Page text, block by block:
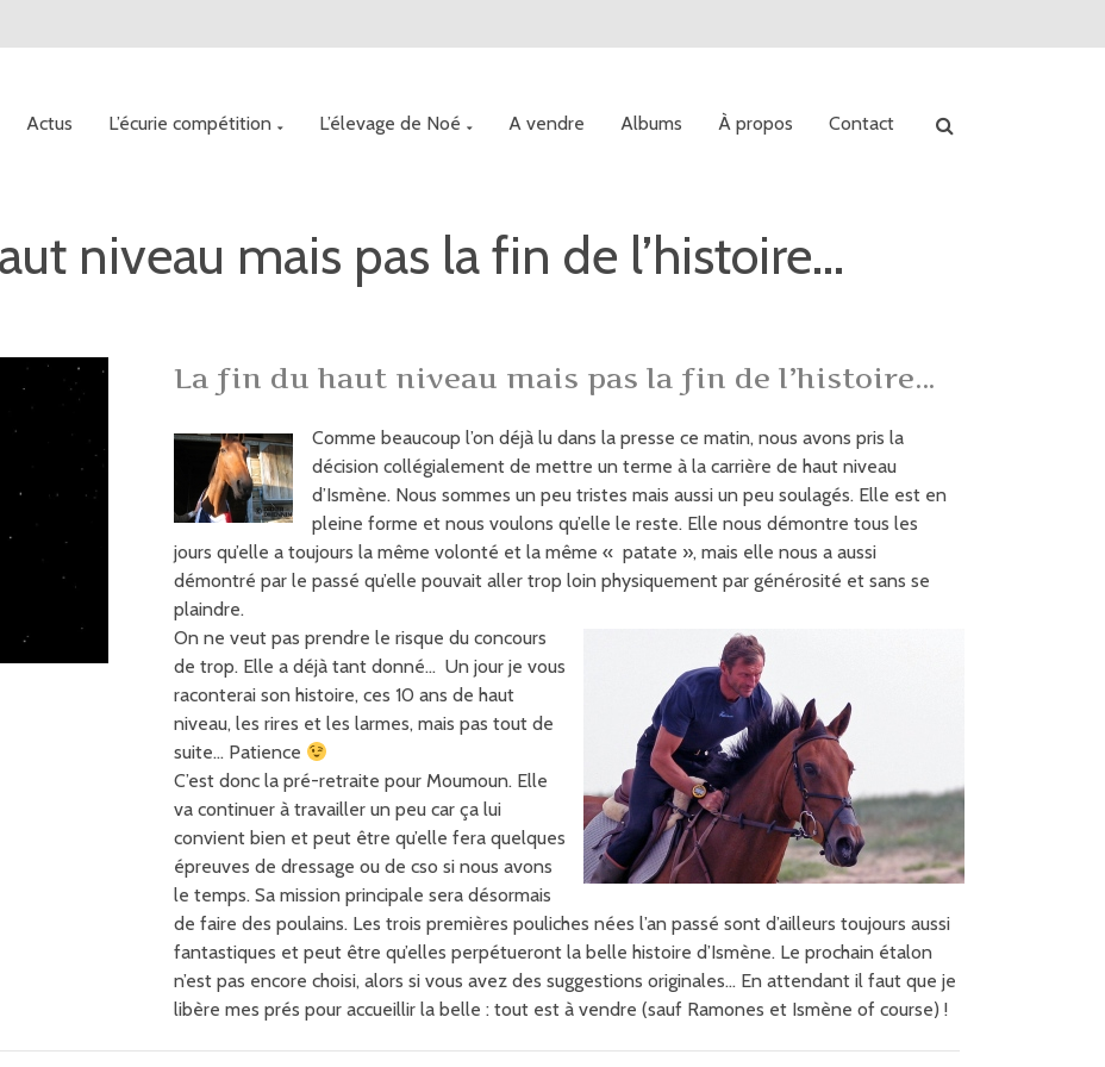
Navigation
Actus L’écurie compétition L’élevage de Noé A vendre Albums À propos Contact
niveau mais pas la fin de l’histoire…
La fin du haut niveau mais pas la fin de l’histoire…
Comme beaucoup l’on déjà lu dans la presse ce matin, nous avons pris la
décision collégialement de mettre un terme à la carrière de haut niveau
d’Ismène. Nous sommes un peu tristes mais aussi un peu soulagés. Elle est en
pleine forme et nous voulons qu’elle le reste. Elle nous démontre tous les
jours qu’elle a toujours la même volonté et la même « patate », mais elle nous a aussi
démontré par le passé qu’elle pouvait aller trop loin physiquement par générosité et sans se
plaindre.
On ne veut pas prendre le risque du concours
de trop. Elle a déjà tant donné… Un jour je vous
raconterai son histoire, ces 10 ans de haut
niveau, les rires et les larmes, mais pas tout de
suite… Patience
C’est donc la pré-retraite pour Moumoun. Elle
va continuer à travailler un peu car ça lui
convient bien et peut être qu’elle fera quelques
épreuves de dressage ou de cso si nous avons
le temps. Sa mission principale sera désormais
de faire des poulains. Les trois premières pouliches nées l’an passé sont d’ailleurs toujours aussi
fantastiques et peut être qu’elles perpétueront la belle histoire d’Ismène. Le prochain étalon
n’est pas encore choisi, alors si vous avez des suggestions originales… En attendant il faut que je
libère mes prés pour accueillir la belle : tout est à vendre (sauf Ramones et Ismène of course) !